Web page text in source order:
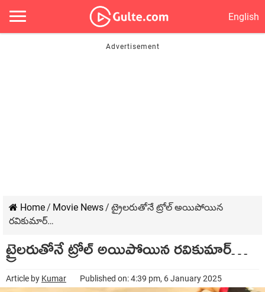
English
Home/ Movie News/ ట్రైలరుతోనే ట్రోల్ అయిపోయిన
రవికుమార్…
ట్రైలరుతోనే ట్రోల్ అయిపోయిన రవికుమార్…
Article by Kumar Published on: 4:39 pm, 6 January 2025